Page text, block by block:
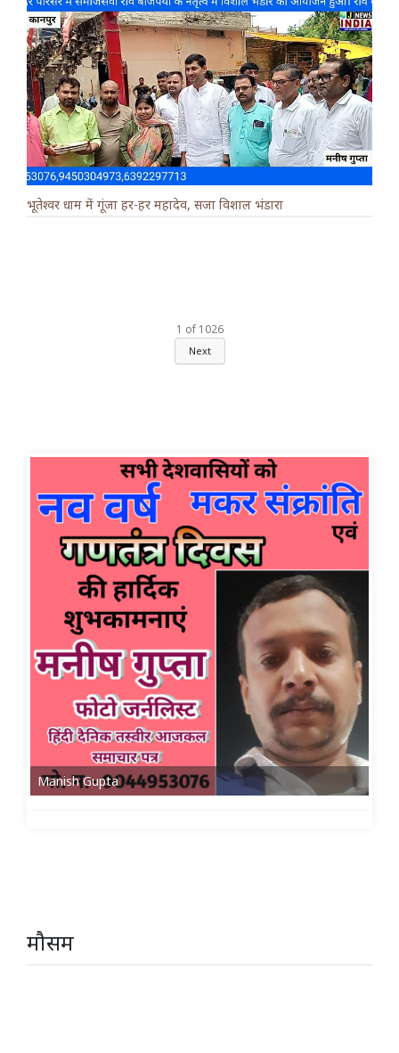
भूतेश्वर धाम में गूंजा हर-हर महादेव, सजा विशाल भंडारा
1 of 1026
Next
Manish Gupta
मौसम